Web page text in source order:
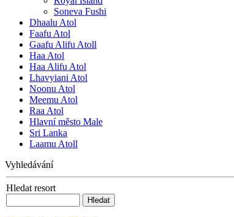
Soneva Fushi
Dhaalu Atol
Faafu Atol
Gaafu Alifu Atoll
Haa Atol
Haa Alifu Atol
Lhavyiani Atol
Noonu Atol
Meemu Atol
Raa Atol
Hlavní město Male
Sri Lanka
Laamu Atoll
Vyhledávání
Hledat resort